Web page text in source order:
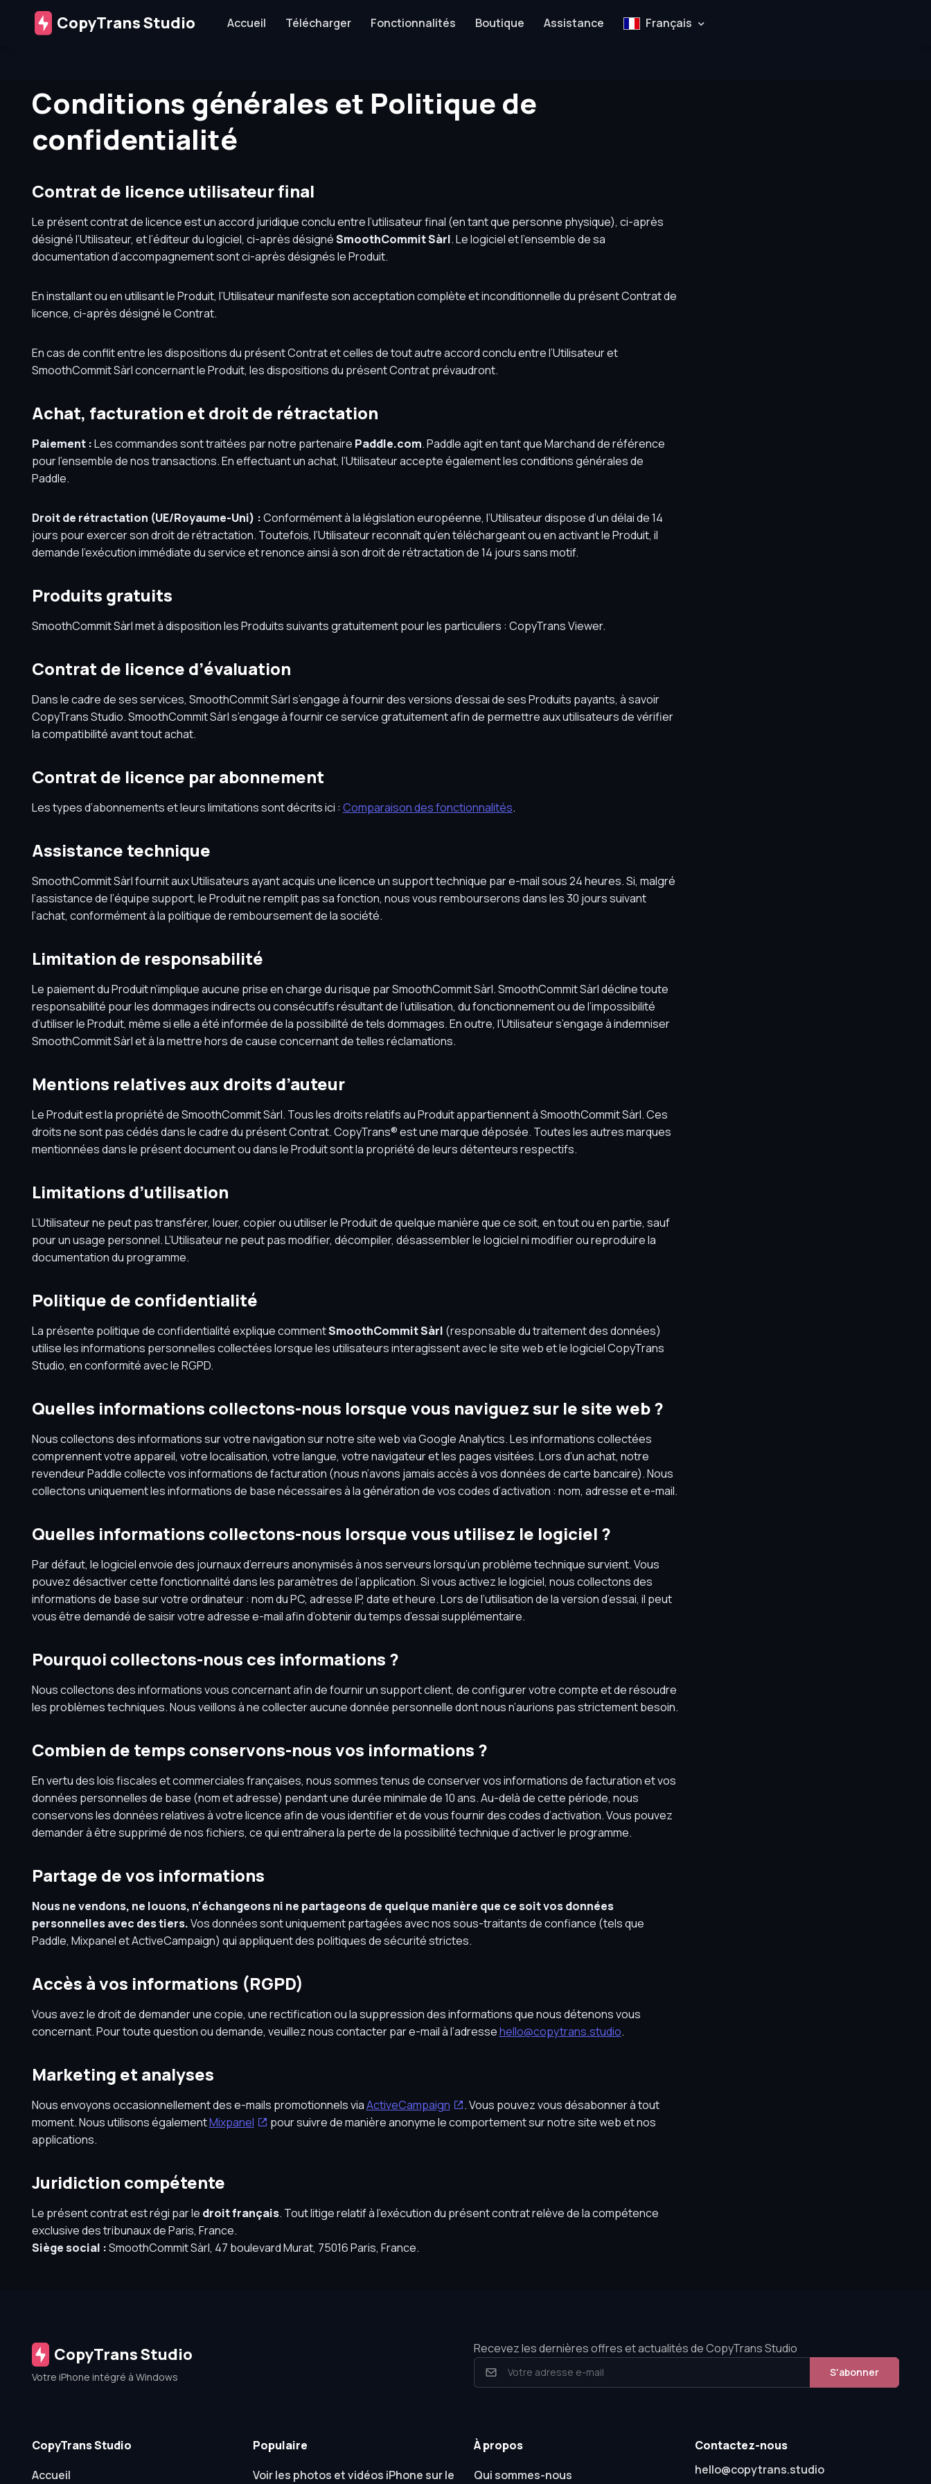
CopyTrans Studio Accueil Télécharger Fonctionnalités Boutique Assistance Français
Conditions générales et Politique de
confidentialité
Contrat de licence utilisateur final
Le présent contrat de licence est un accord juridique conclu entre l’utilisateur final (en tant que personne physique), ci-après
désigné l’Utilisateur, et l’éditeur du logiciel, ci-après désignéSmoothCommit Sàrl. Le logiciel et l’ensemble de sa
documentation d’accompagnement sont ci-après désignés le Produit.
En installant ou en utilisant le Produit, l’Utilisateur manifeste son acceptation complète et inconditionnelle du présent Contrat de
licence, ci-après désigné le Contrat.
En cas de conflit entre les dispositions du présent Contrat et celles de tout autre accord conclu entre l’Utilisateur et
SmoothCommit Sàrl concernant le Produit, les dispositions du présent Contrat prévaudront.
Achat, facturation et droit de rétractation
Paiement :Les commandes sont traitées par notre partenaire Paddle.com. Paddle agit en tant que Marchand de référence
pour l’ensemble de nos transactions. En effectuant un achat, l’Utilisateur accepte également les conditions générales de
Paddle.
Droit de rétractation (UE/Royaume-Uni) :Conformément à la législation européenne, l’Utilisateur dispose d’un délai de 14
jours pour exercer son droit de rétractation. Toutefois, l’Utilisateur reconnaît qu’en téléchargeant ou en activant le Produit, il
demande l’exécution immédiate du service et renonce ainsi à son droit de rétractation de 14 jours sans motif.
Produits gratuits
SmoothCommit Sàrl met à disposition les Produits suivants gratuitement pour les particuliers : CopyTrans Viewer.
Contrat de licence d’évaluation
Dans le cadre de ses services, SmoothCommit Sàrl s’engage à fournir des versions d’essai de ses Produits payants, à savoir
CopyTrans Studio. SmoothCommit Sàrl s’engage à fournir ce service gratuitement afin de permettre aux utilisateurs de vérifier
la compatibilité avant tout achat.
Contrat de licence par abonnement
Les types d’abonnements et leurs limitations sont décrits ici : Comparaison des fonctionnalités.
Assistance technique
SmoothCommit Sàrl fournit aux Utilisateurs ayant acquis une licence un support technique par e-mail sous 24 heures. Si, malgré
l’assistance de l’équipe support, le Produit ne remplit pas sa fonction, nous vous rembourserons dans les 30 jours suivant
l’achat, conformément à la politique de remboursement de la société.
Limitation de responsabilité
Le paiement du Produit n’implique aucune prise en charge du risque par SmoothCommit Sàrl. SmoothCommit Sàrl décline toute
responsabilité pour les dommages indirects ou consécutifs résultant de l’utilisation, du fonctionnement ou de l’impossibilité
d’utiliser le Produit, même si elle a été informée de la possibilité de tels dommages. En outre, l’Utilisateur s’engage à indemniser
SmoothCommit Sàrl et à la mettre hors de cause concernant de telles réclamations.
Mentions relatives aux droits d’auteur
Le Produit est la propriété de SmoothCommit Sàrl. Tous les droits relatifs au Produit appartiennent à SmoothCommit Sàrl. Ces
droits ne sont pas cédés dans le cadre du présent Contrat. CopyTrans® est une marque déposée. Toutes les autres marques
mentionnées dans le présent document ou dans le Produit sont la propriété de leurs détenteurs respectifs.
Limitations d’utilisation
L’Utilisateur ne peut pas transférer, louer, copier ou utiliser le Produit de quelque manière que ce soit, en tout ou en partie, sauf
pour un usage personnel. L’Utilisateur ne peut pas modifier, décompiler, désassembler le logiciel ni modifier ou reproduire la
documentation du programme.
Politique de confidentialité
La présente politique de confidentialité explique commentSmoothCommit Sàrl (responsable du traitement des données)
utilise les informations personnelles collectées lorsque les utilisateurs interagissent avec le site web et le logiciel CopyTrans
Studio, en conformité avec le RGPD.
Quelles informations collectons-nous lorsque vous naviguez sur le site web ?
Nous collectons des informations sur votre navigation sur notre site web via Google Analytics. Les informations collectées
comprennent votre appareil, votre localisation, votre langue, votre navigateur et les pages visitées. Lors d’un achat, notre
revendeur Paddle collecte vos informations de facturation (nous n’avons jamais accès à vos données de carte bancaire). Nous
collectons uniquement les informations de base nécessaires à la génération de vos codes d’activation : nom, adresse et e-mail.
Quelles informations collectons-nous lorsque vous utilisez le logiciel ?
Par défaut, le logiciel envoie des journaux d’erreurs anonymisés à nos serveurs lorsqu’un problème technique survient. Vous
pouvez désactiver cette fonctionnalité dans les paramètres de l’application. Si vous activez le logiciel, nous collectons des
informations de base sur votre ordinateur : nom du PC, adresse IP, date et heure. Lors de l’utilisation de la version d’essai, il peut
vous être demandé de saisir votre adresse e-mail afin d’obtenir du temps d’essai supplémentaire.
Pourquoi collectons-nous ces informations ?
Nous collectons des informations vous concernant afin de fournir un support client, de configurer votre compte et de résoudre
les problèmes techniques. Nous veillons à ne collecter aucune donnée personnelle dont nous n’aurions pas strictement besoin.
Combien de temps conservons-nous vos informations ?
En vertu des lois fiscales et commerciales françaises, nous sommes tenus de conserver vos informations de facturation et vos
données personnelles de base (nom et adresse) pendant une durée minimale de 10 ans. Au-delà de cette période, nous
conservons les données relatives à votre licence afin de vous identifier et de vous fournir des codes d’activation. Vous pouvez
demander à être supprimé de nos fichiers, ce qui entraînera la perte de la possibilité technique d’activer le programme.
Partage de vos informations
Nous ne vendons, ne louons, n’échangeons ni ne partageons de quelque manière que ce soit vos données
personnelles avec des tiers.Vos données sont uniquement partagées avec nos sous-traitants de confiance (tels que
Paddle, Mixpanel et ActiveCampaign) qui appliquent des politiques de sécurité strictes.
Accès à vos informations (RGPD)
Vous avez le droit de demander une copie, une rectification ou la suppression des informations que nous détenons vous
concernant. Pour toute question ou demande, veuillez nous contacter par e-mail à l’adressehello@copytrans.studio.
Marketing et analyses
Nous envoyons occasionnellement des e-mails promotionnels viaActiveCampaign
. Vous pouvez vous désabonner à tout
moment. Nous utilisons égalementMixpanel
pour suivre de manière anonyme le comportement sur notre site web et nos
applications.
Juridiction compétente
Le présent contrat est régi par le droit français. Tout litige relatif à l’exécution du présent contrat relève de la compétence
exclusive des tribunaux de Paris, France.
Siège social :SmoothCommit Sàrl, 47 boulevard Murat, 75016 Paris, France.
CopyTrans Studio
Votre iPhone intégré à Windows
Recevez les dernières offres et actualités de CopyTrans Studio
S'abonner
CopyTrans Studio
Accueil
Populaire
Voir les photos et vidéos iPhone sur le
À propos
Qui sommes-nous
Contactez-nous
hello@copytrans.studio